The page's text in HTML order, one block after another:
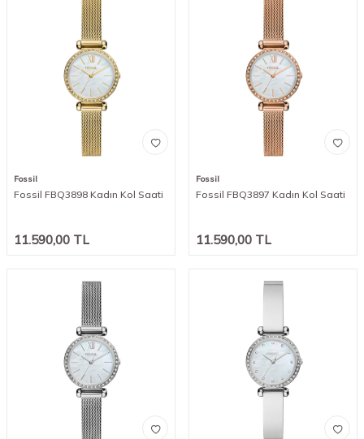
Fossil
Fossil FBQ3898 Kadın Kol Saati
11.590,00 TL
Fossil
Fossil FBQ3897 Kadın Kol Saati
11.590,00 TL